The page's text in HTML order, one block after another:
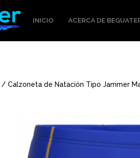
INICIO ACERCA DE
/ Calzoneta de Natación Tipo Jammer